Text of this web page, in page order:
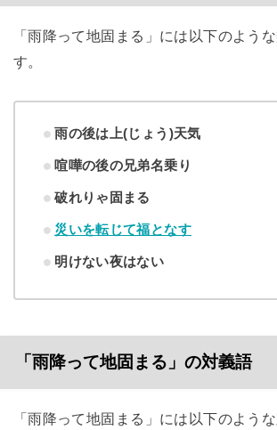
「雨降って地固まる」には以下のよう
す。
雨の後は上(じょう)天気
喧嘩の後の兄弟名乗り
破れりゃ固まる
災いを転じて福となす
明けない夜はない
「雨降って地固まる」の対義語
「雨降って地固まる」には以下のよう